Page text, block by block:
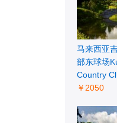
马来西亚
部东球场
Country
￥2050